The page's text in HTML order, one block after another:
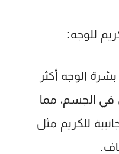
للوجه:
بشرة الوجه أكثر
الجسم، مما
للكريم مثل